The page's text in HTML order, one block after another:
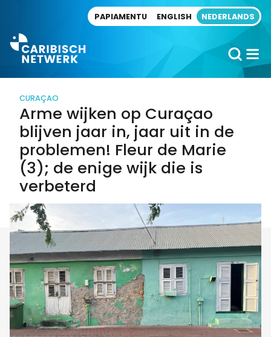
PAPIAMENTU ENGLISH NEDERLANDS
CURAÇAO
Arme wijken op Curaçao
blijven jaar in, jaar uit in de
problemen! Fleur de Marie
(3); de enige wijk die is
verbeterd